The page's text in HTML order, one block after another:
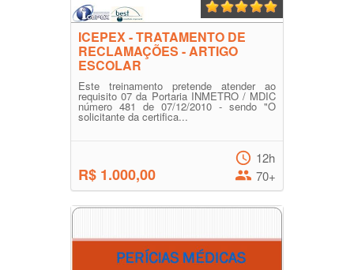
ICEPEX - TRATAMENTO DE
RECLAMAÇÕES - ARTIGO
ESCOLAR
Este treinamento pretende atender ao
requisito 07 da Portaria INMETRO / MDIC
número 481 de 07/12/2010 - sendo "O
solicitante da certifica...
R$ 1.000,00
12h
70+